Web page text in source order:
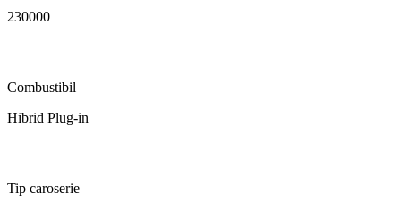
230000
Combustibil
Hibrid Plug-in
Tip caroserie